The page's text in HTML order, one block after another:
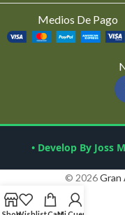
Medios De Pago
• Develop By Joss
© 2026Gran